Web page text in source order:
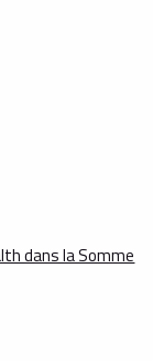
dans la Somme